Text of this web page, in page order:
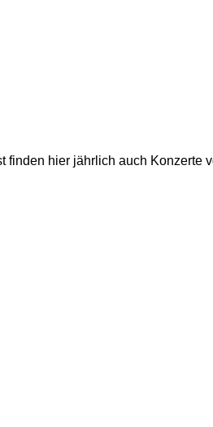
finden hier jährlich auch Konzerte